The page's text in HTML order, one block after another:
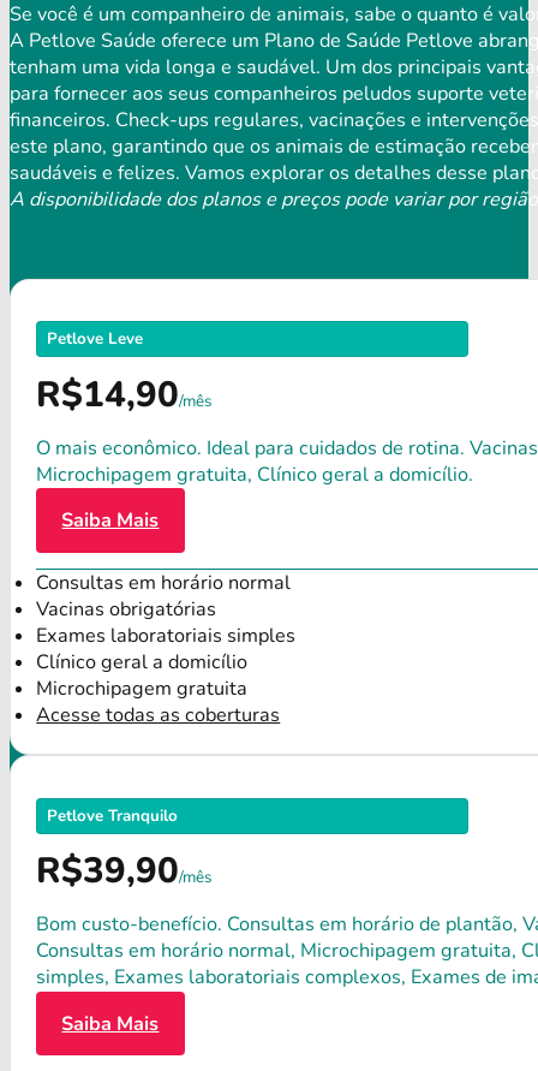
Se você é um companheiro de animais, sabe o quanto é
A Petlove Saúde oferece um Plano de Saúde Petlove
tenham uma vida longa e saudável. Um dos principais
para fornecer aos seus companheiros peludos suporte
financeiros. Check-ups regulares, vacinações e
este plano, garantindo que os animais de estimação
saudáveis ​​e felizes. Vamos explorar os detalhes desse
A disponibilidade dos planos e preços pode variar por
Petlove Leve
R$14,90/mês
O mais econômico. Ideal para cuidados de rotina.
Microchipagem gratuita, Clínico geral a domicílio.
Saiba Mais
Consultas em horário normal
Vacinas obrigatórias
Exames laboratoriais simples
Clínico geral a domicílio
Microchipagem gratuita
Acesse todas as coberturas
Petlove Tranquilo
R$39,90/mês
Bom custo-benefício. Consultas em horário de plantão,
Consultas em horário normal, Microchipagem gratuita,
simples, Exames laboratoriais complexos, Exames de
Saiba Mais